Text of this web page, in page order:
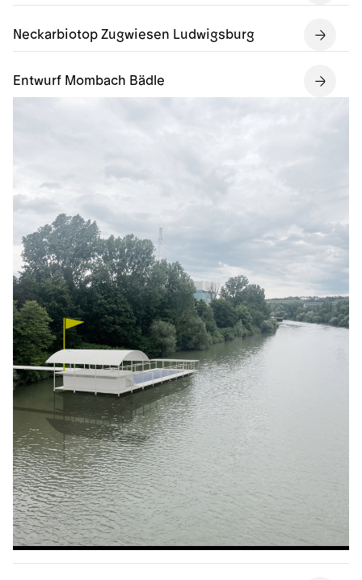
Neckarbiotop Zugwiesen Ludwigsburg
Entwurf Mombach Bädle